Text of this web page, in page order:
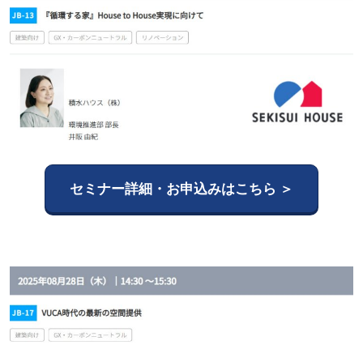
セミナー詳細・お申込みはこちら ＞